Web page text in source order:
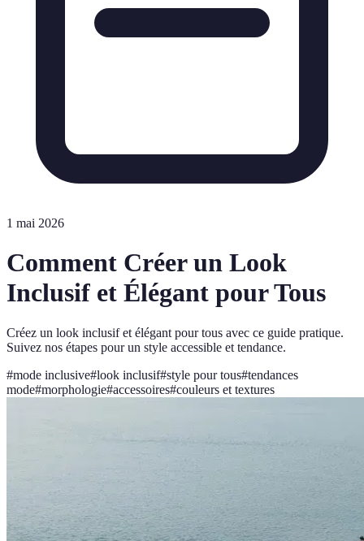
1 mai 2026
Comment Créer un Look
Inclusif et Élégant pour Tous
Créez un look inclusif et élégant pour tous avec ce guide pratique.
Suivez nos étapes pour un style accessible et tendance.
#mode inclusive#look inclusif#style pour tous#tendances
mode#morphologie#accessoires#couleurs et textures